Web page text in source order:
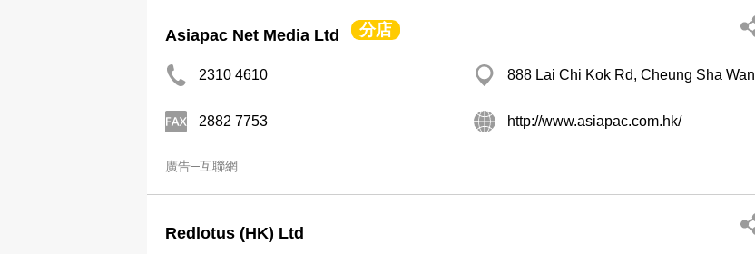
Asiapac Net Media Ltd 分店
2310 4610 888 Lai Chi Kok Rd, Cheung Sha Wan
2882 7753 http://www.asiapac.com.hk/
廣告─互聯網
Redlotus (HK) Ltd